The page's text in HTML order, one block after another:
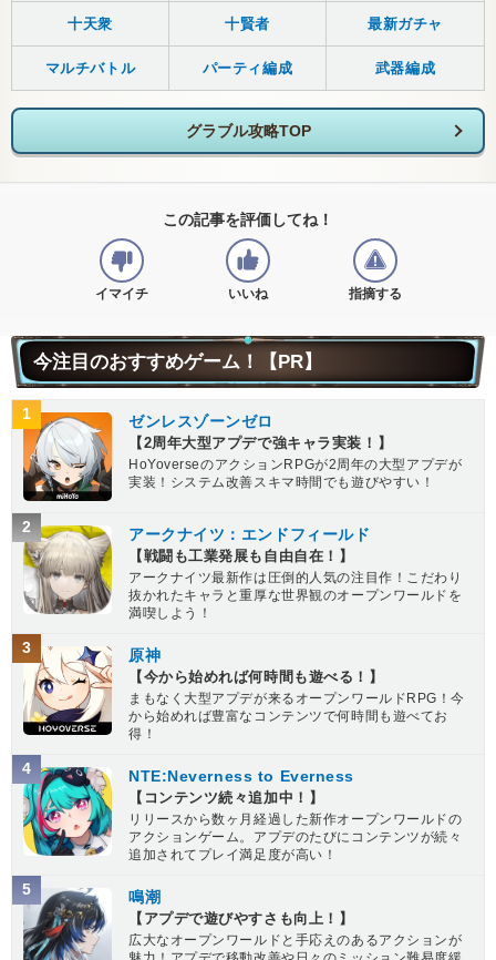
十天衆 十賢者 最新ガチャ
マルチバトル パーティ編成 武器編成
グラブル攻略TOP
この記事を評価してね！
イマイチ いいね 指摘する
今注目のおすすめゲーム！【PR】
1 ゼンレスゾーンゼロ
【2周年大型アプデで強キャラ実装！】
HoYoverseのアクションRPGが2周年の大型アプデが
実装！システム改善スキマ時間でも遊びやすい！
2 アークナイツ：エンドフィールド
【戦闘も工業発展も自由自在！】
アークナイツ最新作は圧倒的人気の注目作！こだわり
抜かれたキャラと重厚な世界観のオープンワールドを
満喫しよう！
3 原神
【今から始めれば何時間も遊べる！】
まもなく大型アプデが来るオープンワールドRPG！今
から始めれば豊富なコンテンツで何時間も遊べてお
得！
4 NTE:Neverness to Everness
【コンテンツ続々追加中！】
リリースから数ヶ月経過した新作オープンワールドの
アクションゲーム。アプデのたびにコンテンツが続々
追加されてプレイ満足度が高い！
5 鳴潮
【アプデで遊びやすさも向上！】
広大なオープンワールドと手応えのあるアクションが